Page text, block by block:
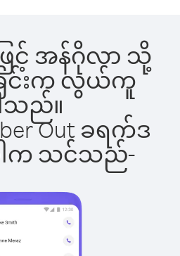
ဖြင့် အန်ဂိုလာ သို့
ြင်းက လွယ်ကူ
သည်။
Out ခရက်ဒ
ပါက သင်သည်-